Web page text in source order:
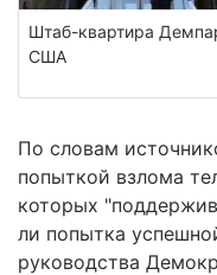
Штаб-квартира
США
По словам
попыткой взлома
которых
ли попытка
руководства